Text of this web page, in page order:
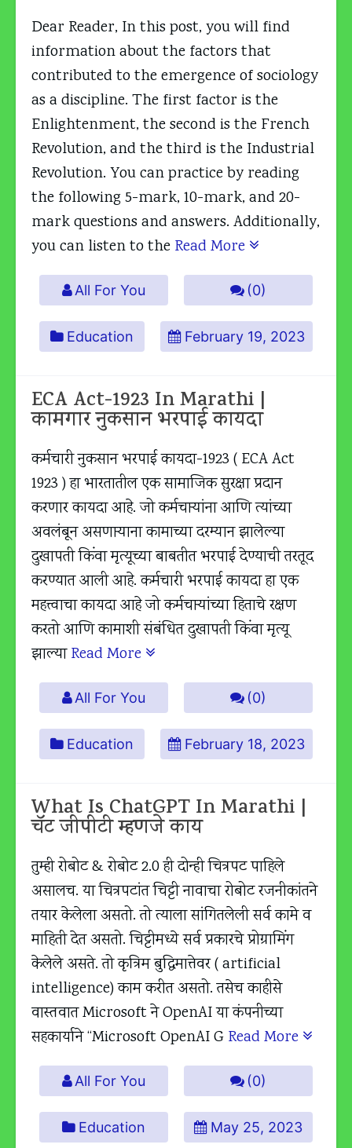
Dear Reader, In this post, you will find
information about the factors that
contributed to the emergence of sociology
as a discipline. The first factor is the
Enlightenment, the second is the French
Revolution, and the third is the Industrial
Revolution. You can practice by reading
the following 5-mark, 10-mark, and 20-
mark questions and answers. Additionally,
you can listen to the Read More
All For You (0)
Education February 19, 2023
ECA Act-1923 In Marathi |
कामगार नुकसान भरपाई कायदा
कर्मचारी नुकसान भरपाई कायदा-1923 ( ECA Act
1923 ) हा भारतातील एक सामाजिक सुरक्षा प्रदान
करणार कायदा आहे. जो कर्मचार्‍यांना आणि त्यांच्या
अवलंबून असणाऱ्याना कामाच्या दरम्यान झालेल्या
दुखापती किंवा मृत्यूच्या बाबतीत भरपाई देण्याची तरतूद
करण्यात आली आहे. कर्मचारी भरपाई कायदा हा एक
महत्त्वाचा कायदा आहे जो कर्मचार्‍यांच्या हिताचे रक्षण
करतो आणि कामाशी संबंधित दुखापती किंवा मृत्यू
झाल्या Read More
All For You (0)
Education February 18, 2023
What Is ChatGPT In Marathi |
चॅट जीपीटी म्हणजे काय
तुम्ही रोबोट & रोबोट 2.0 ही दोन्ही चित्रपट पाहिले
असालच. या चित्रपटांत चिट्टी नावाचा रोबोट रजनीकांतने
तयार केलेला असतो. तो त्याला सांगितलेली सर्व कामे व
माहिती देत असतो. चिट्टीमध्ये सर्व प्रकारचे प्रोग्रामिंग
केलेले असते. तो कृत्रिम बुद्धिमात्तेवर ( artificial
intelligence) काम करीत असतो. तसेच काहीसे
वास्तवात Microsoft ने OpenAI या कंपनीच्या
सहकार्याने “Microsoft OpenAI G Read More
All For You (0)
Education May 25, 2023